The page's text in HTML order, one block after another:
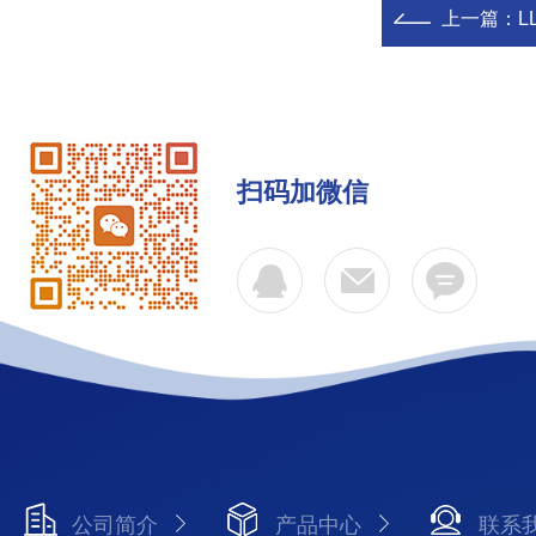
上一篇：
扫码加微信
公司简介 产品中心 联系